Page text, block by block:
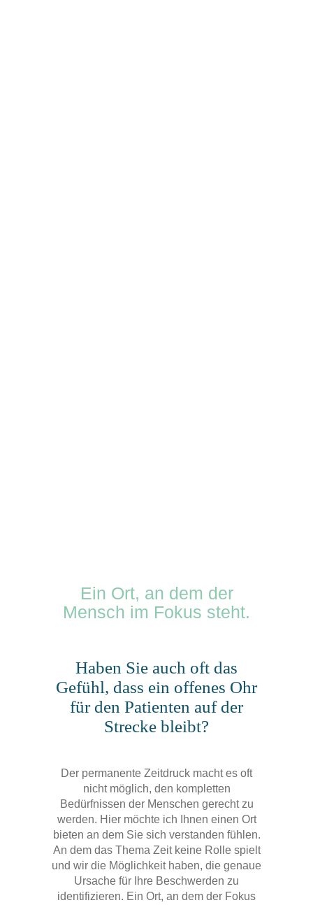
Ein Ort, an dem der
Mensch im Fokus steht.
Haben Sie auch oft das
Gefühl, dass ein offenes Ohr
für den Patienten auf der
Strecke bleibt?
Der permanente Zeitdruck macht es oft
nicht möglich, den kompletten
Bedürfnissen der Menschen gerecht zu
werden. Hier möchte ich Ihnen einen Ort
bieten an dem Sie sich verstanden fühlen.
An dem das Thema Zeit keine Rolle spielt
und wir die Möglichkeit haben, die genaue
Ursache für Ihre Beschwerden zu
identifizieren. Ein Ort, an dem der Fokus